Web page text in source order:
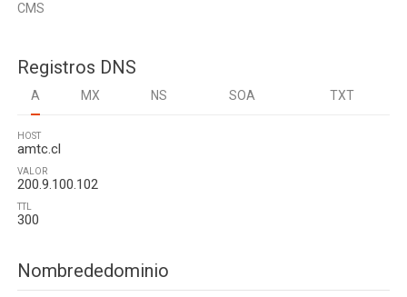
CMS
Registros DNS
A MX NS SOA TXT
HOST
amtc.cl
VALOR
200.9.100.102
TTL
300
Nombrededominio